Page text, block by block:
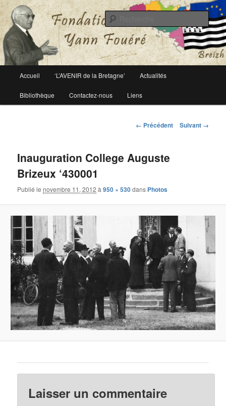
Fondation Yann Fouéré
Le site officiel de la fondation Yann Fouéré
principal
Aller
au
Accueil ‘L’AVENIR de la Bretagne’ Actualités
Bibliothèque Contactez-nous Liens
Navigation
← Précédent Suivant →
Inauguration College Auguste
Brizeux ‘430001
Publié lenovembre 11, 2012 à950 × 530dans Photos
Laisser un commentaire